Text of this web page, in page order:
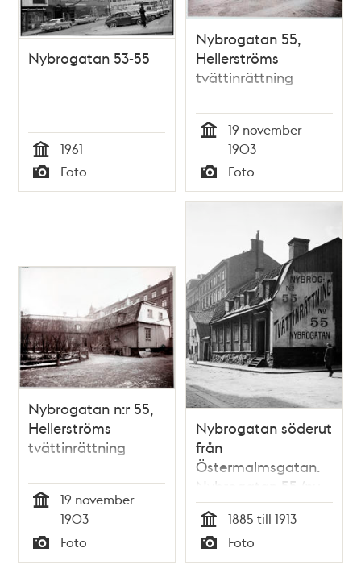
Nybrogatan 53-55
Tid
1961
Typ
Foto
Nybrogatan 55,
Hellerströms
tvättinrättning
19 november
1903
Typ
Foto
Nybrogatan n:r 55,
Hellerströms
tvättinrättning
19 november
1903
Typ
Foto
Nybrogatan söderut
från
Östermalmsgatan.
Nybrogatan 55 (nu
75), Hellerströmska
tvättinrättningen.
En pojke går förbi
skylten på gaveln
Tid
1885 till 1913
Typ
Foto